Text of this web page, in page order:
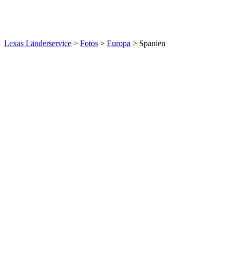
Lexas Länderservice > Fotos > Europa > Spanien